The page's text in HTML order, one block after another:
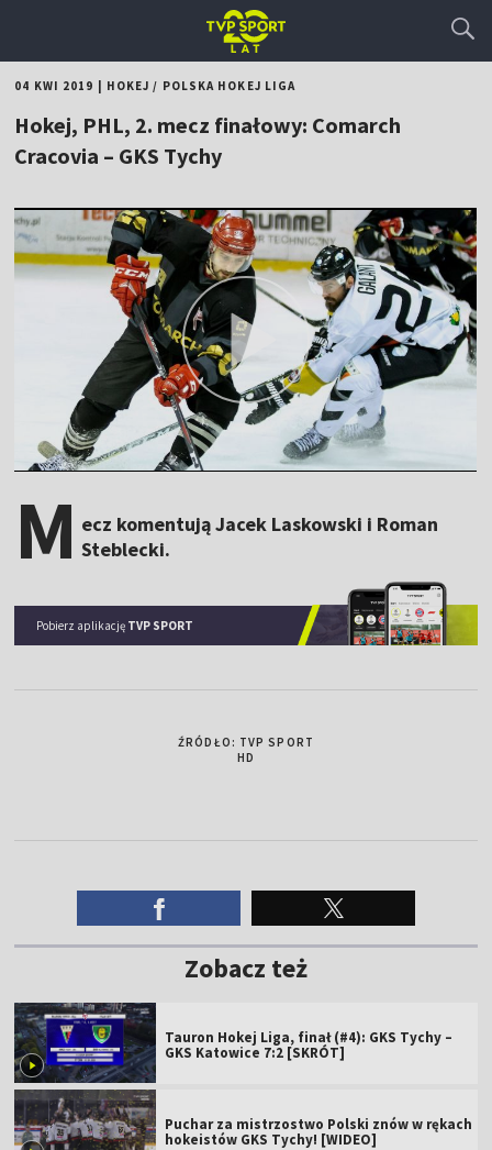
04 KWI 2019 HOKEJ / POLSKA HOKEJ LIGA
Hokej, PHL, 2. mecz finałowy: Comarch
Cracovia – GKS Tychy
M ecz komentują Jacek Laskowski i Roman
Steblecki.
Pobierz aplikację TVP SPORT
ŹRÓDŁO: TVP SPORT
HD
Zobacz też
Tauron Hokej Liga, finał (#4): GKS Tychy –
GKS Katowice 7:2 [SKRÓT]
Puchar za mistrzostwo Polski znów w rękach
hokeistów GKS Tychy! [WIDEO]